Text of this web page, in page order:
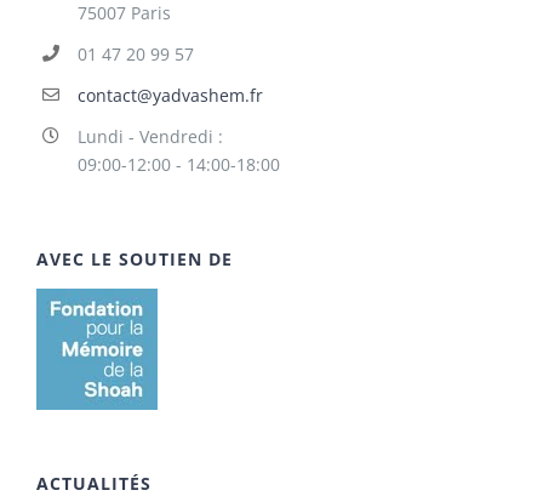
75007 Paris
01 47 20 99 57
contact@yadvashem.fr
Lundi - Vendredi :
09:00-12:00 - 14:00-18:00
AVEC LE SOUTIEN DE
ACTUALITÉS